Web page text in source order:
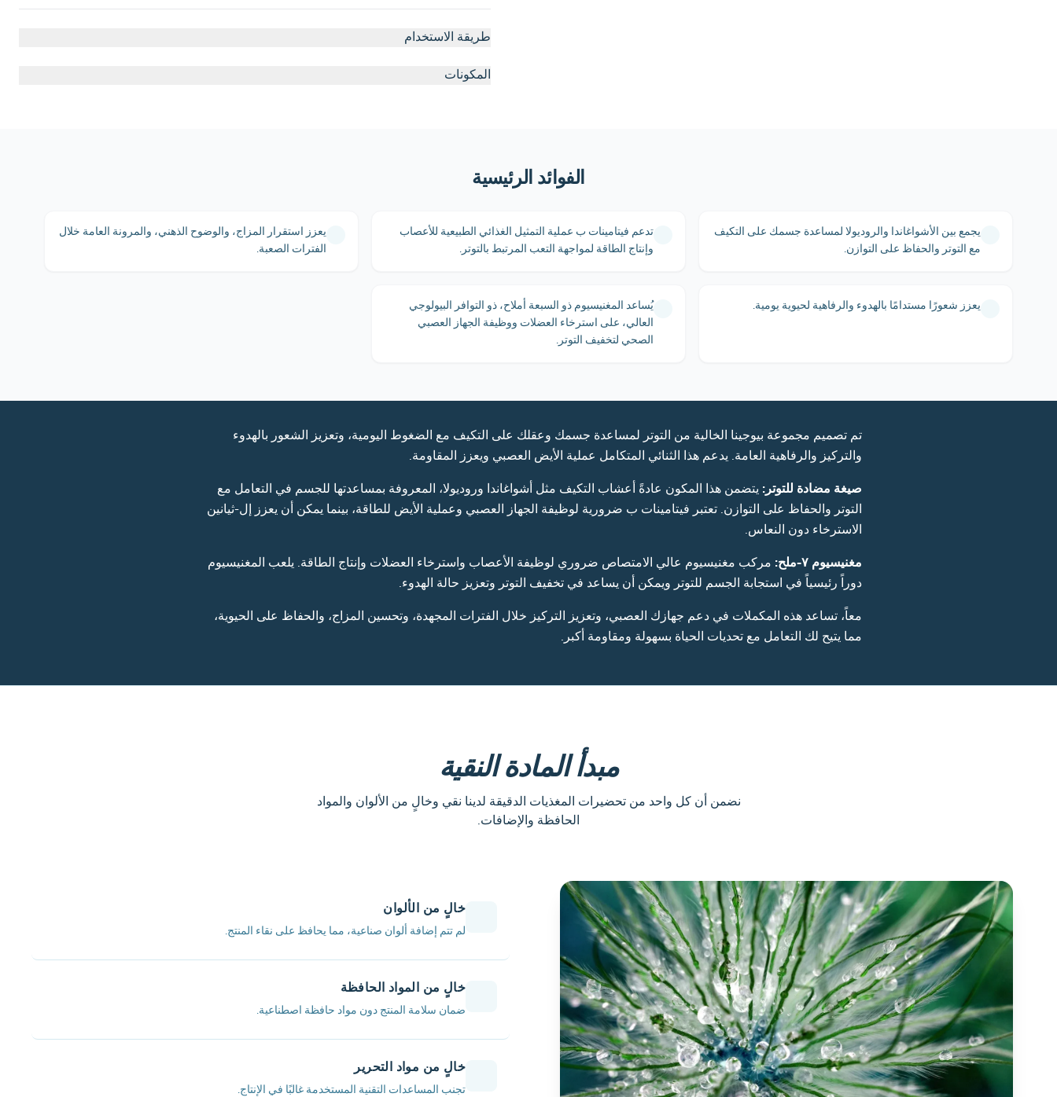
طريقة الاستخدام
المكونات
الفوائد الرئيسية
يجمع بين الأشواغاندا والروديولا لمساعدة جسمك على التكيف
مع التوتر والحفاظ على التوازن.
تدعم فيتامينات ب عملية التمثيل الغذائي الطبيعية للأعصاب
وإنتاج الطاقة لمواجهة التعب المرتبط بالتوتر.
يعزز استقرار المزاج، والوضوح الذهني، والمرونة العامة خلال
الفترات الصعبة.
يعزز شعورًا مستدامًا بالهدوء والرفاهية لحيوية يومية.
يُساعد المغنيسيوم ذو السبعة أملاح، ذو التوافر البيولوجي
العالي، على استرخاء العضلات ووظيفة الجهاز العصبي
الصحي لتخفيف التوتر.
تم تصميم مجموعة بيوجينا الخالية من التوتر لمساعدة جسمك وعقلك على التكيف مع الضغوط اليومية، وتعزيز الشعور بالهدوء
والتركيز والرفاهية العامة. يدعم هذا الثنائي المتكامل عملية الأيض العصبي ويعزز المقاومة.
صيغة مضادة للتوتر: يتضمن هذا المكون عادةً أعشاب التكيف مثل أشواغاندا وروديولا، المعروفة بمساعدتها للجسم في التعامل مع
التوتر والحفاظ على التوازن. تعتبر فيتامينات ب ضرورية لوظيفة الجهاز العصبي وعملية الأيض للطاقة، بينما يمكن أن يعزز إل-ثيانين
الاسترخاء دون النعاس.
مغنيسيوم ٧-ملح:
مركب مغنيسيوم عالي الامتصاص ضروري لوظيفة الأعصاب واسترخاء العضلات وإنتاج الطاقة. يلعب المغنيسيوم
دوراً رئيسياً في استجابة الجسم للتوتر ويمكن أن يساعد في تخفيف التوتر وتعزيز حالة الهدوء.
معاً، تساعد هذه المكملات في دعم جهازك العصبي، وتعزيز التركيز خلال الفترات المجهدة، وتحسين المزاج، والحفاظ على الحيوية،
مما يتيح لك التعامل مع تحديات الحياة بسهولة ومقاومة أكبر.
مبدأ المادة النقية
نضمن أن كل واحد من تحضيرات المغذيات الدقيقة لدينا نقي وخالٍ من الألوان والمواد
الحافظة والإضافات.
خالٍ من الألوان
لم تتم إضافة ألوان صناعية، مما يحافظ على نقاء المنتج.
خالٍ من المواد الحافظة
ضمان سلامة المنتج دون مواد حافظة اصطناعية.
خالٍ من مواد التحرير
تجنب المساعدات التقنية المستخدمة غالبًا في الإنتاج.